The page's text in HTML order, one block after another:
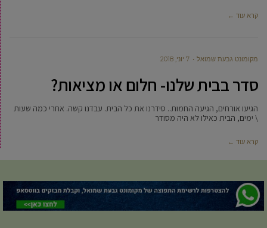
קרא עוד ←
מקומונט גבעת שמואל 7 יוני, 2018
סדר בבית שלנו- חלום או מציאות?
הגיעו אורחים, הגיעה החמות.. סידרנו את כל הבית. עבדנו קשה. אחרי כמה שעות
\ ימים, הבית כאילו לא היה מסודר
קרא עוד ←